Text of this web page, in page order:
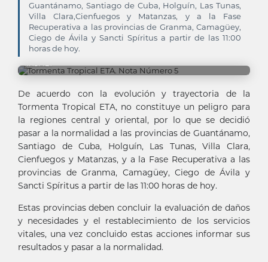
Guantánamo, Santiago de Cuba, Holguín, Las Tunas,
Villa Clara,Cienfuegos y Matanzas, y a la Fase
Recuperativa a las provincias de Granma, Camagüey,
Ciego de Ávila y Sancti Spíritus a partir de las 11:00
horas de hoy.
INSMET
De acuerdo con la evolución y trayectoria de la
Tormenta Tropical ETA, no constituye un peligro para
la regiones central y oriental, por lo que se decidió
pasar a la normalidad a las provincias de Guantánamo,
Santiago de Cuba, Holguín, Las Tunas, Villa Clara,
Cienfuegos y Matanzas, y a la Fase Recuperativa a las
provincias de Granma, Camagüey, Ciego de Ávila y
Sancti Spíritus a partir de las 11:00 horas de hoy.
Estas provincias deben concluir la evaluación de daños
y necesidades y el restablecimiento de los servicios
vitales, una vez concluido estas acciones informar sus
resultados y pasar a la normalidad.